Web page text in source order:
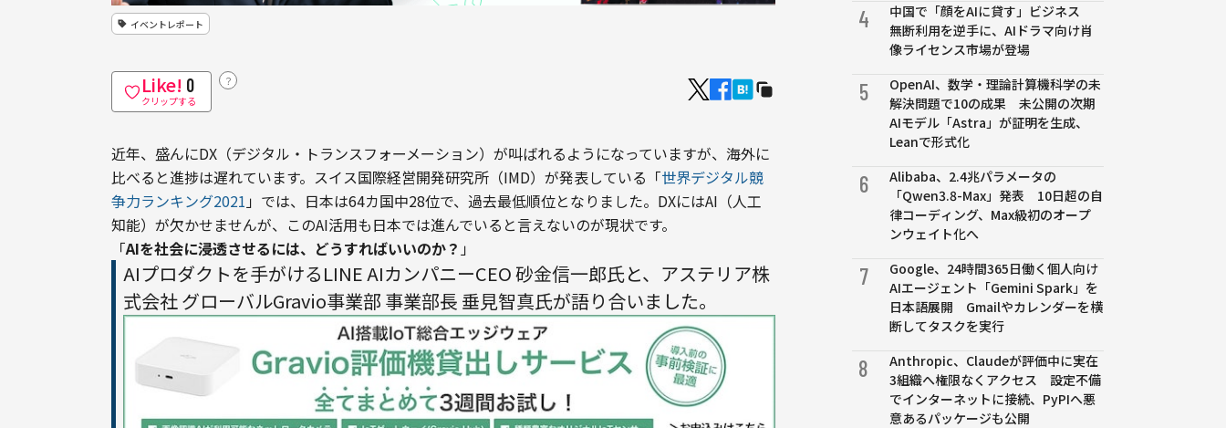
イベントレポート
Like! 0
クリップする
？
近年、盛んにDX（デジタル・トランスフォーメーション）が叫ばれるようになっていますが、海外に
比べると進捗は遅れています。スイス国際経営開発研究所（IMD）が発表している「世界デジタル競
争力ランキング2021」では、日本は64カ国中28位で、過去最低順位となりました。DXにはAI（人工
知能）が欠かせませんが、このAI活用も日本では進んでいると言えないのが現状です。
「AIを社会に浸透させるには、どうすればいいのか？ 」
AIプロダクトを手がけるLINE AIカンパニーCEO 砂金信一郎氏と、アステリア株
式会社 グローバルGravio事業部 事業部長 垂見智真氏が語り合いました。
4
中国で「顔をAIに貸す」ビジネス
無断利用を逆手に、AIドラマ向け肖
像ライセンス市場が登場
5
OpenAI、数学・理論計算機科学の未
解決問題で10の成果 未公開の次期
AIモデル「Astra」が証明を生成、
Leanで形式化
6
Alibaba、2.4兆パラメータの
「Qwen3.8-Max」発表 10日超の自
律コーディング、Max級初のオープ
ンウェイト化へ
7
Google、24時間365日働く個人向け
AIエージェント「Gemini Spark」を
日本語展開 Gmailやカレンダーを横
断してタスクを実行
8
Anthropic、Claudeが評価中に実在
3組織へ権限なくアクセス 設定不備
でインターネットに接続、PyPIへ悪
意あるパッケージも公開